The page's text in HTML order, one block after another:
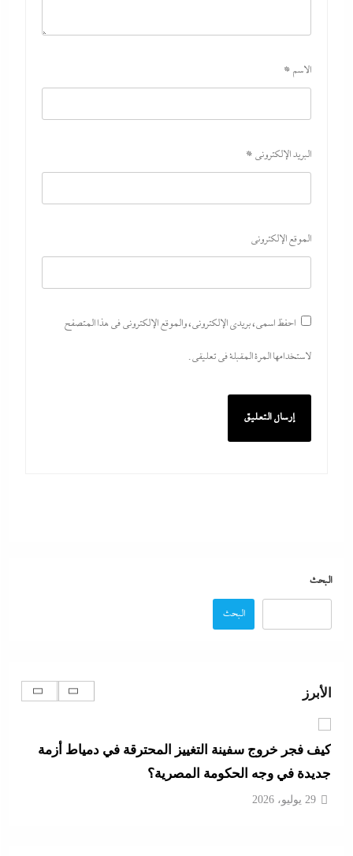
الاسم *
البريد الإلكتروني *
الموقع الإلكتروني
احفظ اسمي، بريدي الإلكتروني، والموقع الإلكتروني في هذا المتصفح
لاستخدامها المرة المقبلة في تعليقي.
البحث
البحث
الأبرز
عالمية..والأروع أنها على حساب نظيره الإسرائيلي
29 يوليو، 2026
الإعلانات تعطل اتفاق الأهلى مع إمام عاشور
29 يوليو، 2026